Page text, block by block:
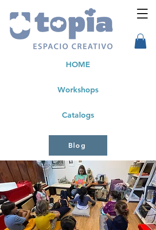
Workshops
HOME
Catalogs
Blog